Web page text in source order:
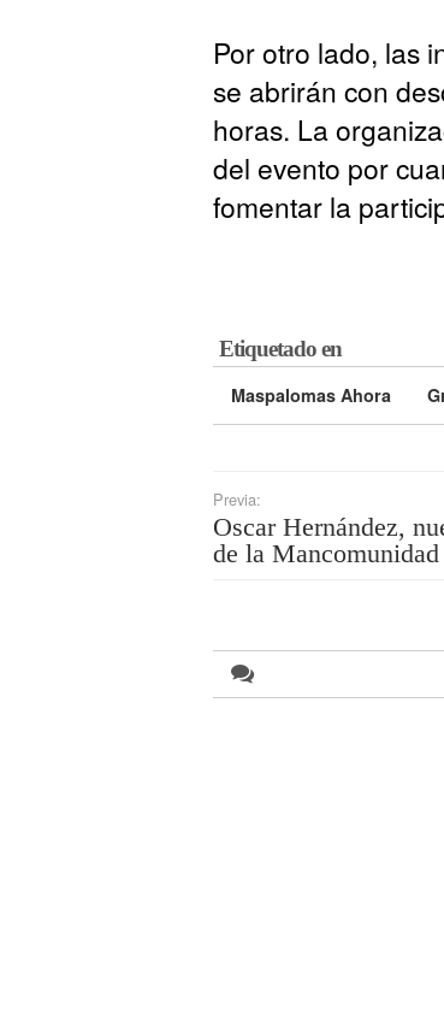
Por otro lado, las
se abrirán con
horas. La
del evento por
fomentar la
Etiquetado en
Maspalomas Ahora
Previa:
Oscar Hernández,
de la Mancomunidad